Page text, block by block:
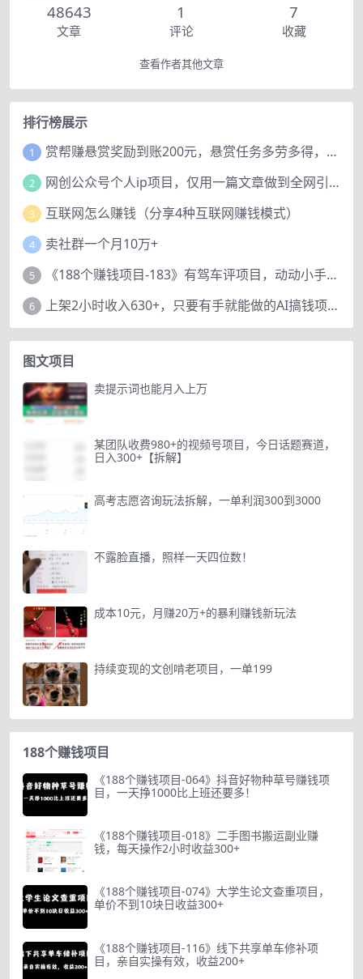
48643
文章
1
评论
7
收藏
查看作者其他文章
排行榜展示
1 赏帮赚悬赏奖励到账200元，悬赏任务多劳多得，人人可做。
2 网创公众号个人ip项目，仅用一篇文章做到全网引流！
3 互联网怎么赚钱（分享4种互联网赚钱模式）
4 卖社群一个月10万+
5 《188个赚钱项目-183》有驾车评项目，动动小手，复制粘贴赚44元！
6 上架2小时收入630+，只要有手就能做的AI搞钱项目，奶奶看完都能学会!
图文项目
卖提示词也能月入上万
某团队收费980+的视频号项目，今日话题赛道，
日入300+【拆解】
高考志愿咨询玩法拆解，一单利润300到3000
不露脸直播，照样一天四位数！
成本10元，月赚20万+的暴利赚钱新玩法
持续变现的文创啃老项目，一单199
188个赚钱项目
《188个赚钱项目-064》抖音好物种草号赚钱项
目，一天挣1000比上班还要多！
《188个赚钱项目-018》二手图书搬运副业赚
钱，每天操作2小时收益300+
《188个赚钱项目-074》大学生论文查重项目，
单价不到10块日收益300+
《188个赚钱项目-116》线下共享单车修补项
目，亲自实操有效，收益200+